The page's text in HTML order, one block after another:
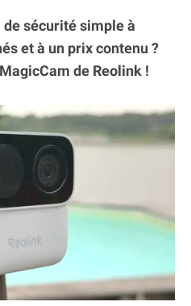
sécurité simple à
et à un prix contenu ?
de Reolink !